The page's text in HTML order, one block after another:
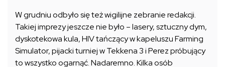
W grudniu odbyło się też wigilijne zebranie redakcji.
Takiej imprezy jeszcze nie było – lasery, sztuczny dym,
dyskotekowa kula, HIV tańczący w kapeluszu Farming
Simulator, pijacki turniej w Tekkena 3 i Perez próbujący
to wszystko ogarnąć. Nadaremno. Kilka osób